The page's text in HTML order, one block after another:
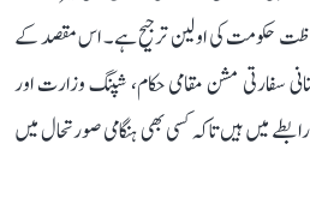
حکومت کی اولین ترجیح ہے۔ اس مقصد کے
سفارتی مشن مقامی حکام، شپنگ وزارت اور
میں ہیں تاکہ کسی بھی ہنگامی صورتحال میں